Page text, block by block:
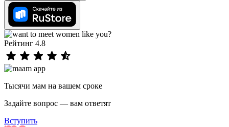
Рейтинг 4.8
Тысячи мам на вашем сроке
Задайте вопрос — вам ответят
Вступить